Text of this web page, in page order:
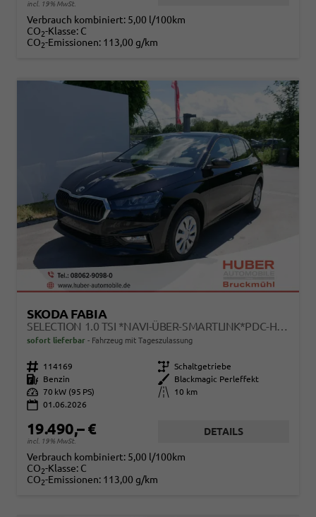
incl. 19% MwSt.
Verbrauch kombiniert: 5,00 l/100km
CO2-Klasse: C
CO2-Emissionen: 113,00 g/km
SKODA FABIA
SELECTION 1.0 TSI *NAVI-ÜBER-SMARTLINK*PDC-HI*LED*SHZ*KLIMA*RADIO
sofort lieferbar Fahrzeug mit Tageszulassung
Fahrzeugnr. 114169 Getriebe Schaltgetriebe
Kraftstoff
Benzin Außenfarbe
Blackmagic Perleffekt
Leistung 70 kW (95 PS) Kilometerstand
10 km
01.06.2026
19.490,– €
incl. 19% MwSt.
DETAILS
Verbrauch kombiniert: 5,00 l/100km
CO2-Klasse: C
CO2-Emissionen: 113,00 g/km